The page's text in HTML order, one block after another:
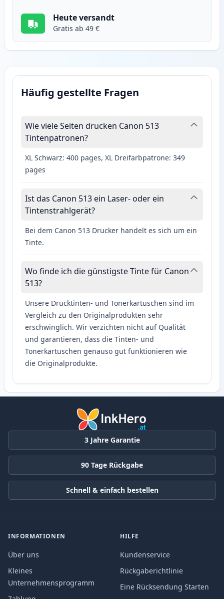
Heute versandt
Gratis ab 49 €
Häufig gestellte Fragen
Wie viele Seiten drucken Canon 513
Tintenpatronen?
XL Schwarz: 400 pages, XL Dreifarbpatrone: 349
pages
Ist das Canon 513 ein Laser- oder ein
Tintenstrahlgerät?
Bei dem Canon 513 Drucker handelt es sich um ein
Tinte.
Wo finde ich die günstigste Tinte für Canon
513?
Unsere Drucktinten- und Tonerkartuschen sind im
Vergleich zu den Originalprodukten sehr
erschwinglich. Wir verzichten nicht auf Qualität
und garantieren, dass die Tinten- und
Tonerkartuschen genauso gut funktionieren wie
die Originalprodukte.
3 Jahre Garantie
90 Tage Rückgabe
Schnell & einfach bestellen
INFORMATIONEN
Über uns
Kleines
Unternehmensprogramm
HILFE
Kundenservice
Rückgaberichtlinie
Eine Rücksendung Starten